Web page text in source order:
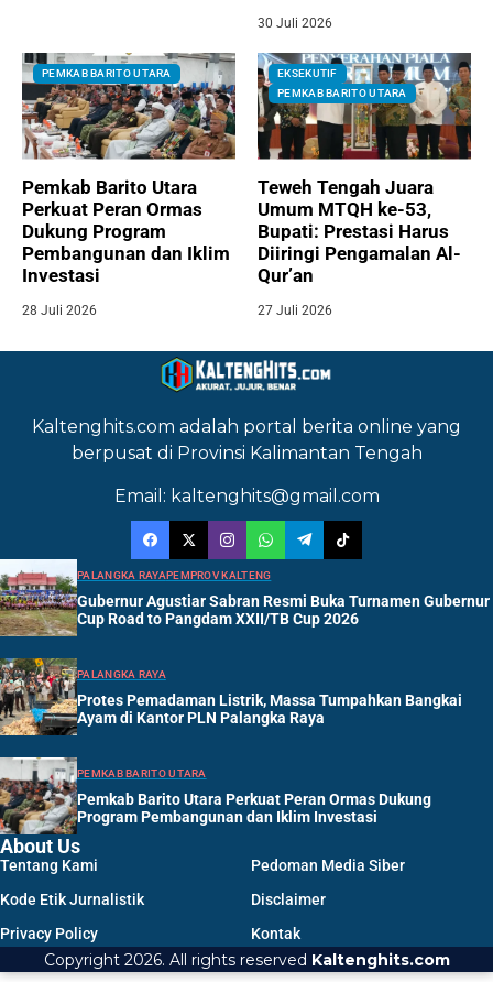
30 Juli 2026
PEMKAB BARITO UTARA
Pemkab Barito Utara
Perkuat Peran Ormas
Dukung Program
Pembangunan dan Iklim
Investasi
28 Juli 2026
EKSEKUTIF
PEMKAB BARITO UTARA
Teweh Tengah Juara
Umum MTQH ke-53,
Bupati: Prestasi Harus
Diiringi Pengamalan Al-
Qur’an
27 Juli 2026
Kaltenghits.com adalah portal berita online yang
berpusat di Provinsi Kalimantan Tengah
Email: kaltenghits@gmail.com
PALANGKA RAYAPEMPROV KALTENG
Gubernur Agustiar Sabran Resmi Buka Turnamen Gubernur
Cup Road to Pangdam XXII/TB Cup 2026
PALANGKA RAYA
Protes Pemadaman Listrik, Massa Tumpahkan Bangkai
Ayam di Kantor PLN Palangka Raya
PEMKAB BARITO UTARA
Pemkab Barito Utara Perkuat Peran Ormas Dukung
Program Pembangunan dan Iklim Investasi
About Us
Tentang Kami
Pedoman Media Siber
Kode Etik Jurnalistik
Disclaimer
Privacy Policy
Kontak
Copyright 2026. All rights reserved Kaltenghits.com